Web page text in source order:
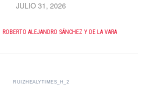
JULIO 31, 2026
ROBERTO ALEJANDRO SÁNCHEZ Y DE LA VARA
RUIZHEALYTIMES_H_2